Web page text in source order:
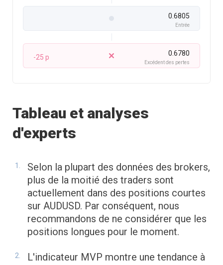
0.6805
Entrée
-25 p 0.6780
Excédent des pertes
Tableau et analyses
d'experts
Selon la plupart des données des brokers,
plus de la moitié des traders sont
actuellement dans des positions courtes
sur AUDUSD. Par conséquent, nous
recommandons de ne considérer que les
positions longues pour le moment.
L'indicateur MVP montre une tendance à